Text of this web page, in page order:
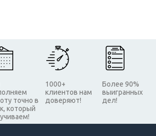
точно в
который
1000+
клиентов нам
доверяют!
Более 90%
выигранных
дел!